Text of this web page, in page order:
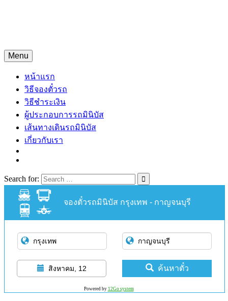
Menu
หน้าแรก
วิธีจองตั๋วรถ
วิธีชำระเงิน
ผู้ประกอบการรถมินิบัส
เส้นทางเดินรถมินิบัส
เกี่ยวกับเรา
Search for:
จองตั๋วรถมินิบัส กรุงเทพ - กาญจนบุรี
สิงหาคม, 12 ค้นหาตั๋ว
Powered by 12Go system